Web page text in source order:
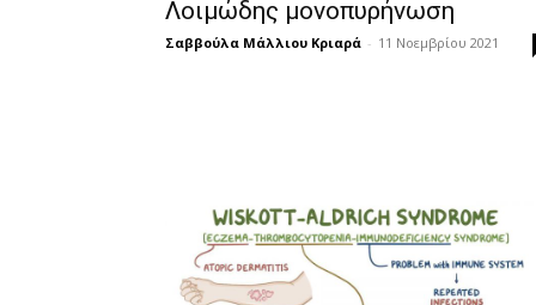
Λοιμώδης μονοπυρήνωση
Σαββούλα Μάλλιου Κριαρά - 11 Νοεμβρίου 2021